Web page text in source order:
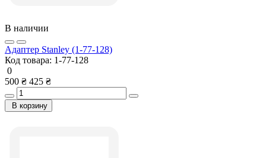
В наличии
Адаптер Stanley (1-77-128)
Код товара: 1-77-128
0
500 ₴ 425 ₴
В корзину